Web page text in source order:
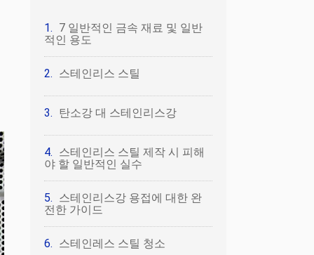
7 일반적인 금속 재료 및 일반
적인 용도
스테인리스 스틸
탄소강 대 스테인리스강
스테인리스 스틸 제작 시 피해
야 할 일반적인 실수
스테인리스강 용접에 대한 완
전한 가이드
스테인레스 스틸 청소